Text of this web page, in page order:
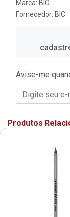
Marca: BIC
Fornecedor: BIC
Avise-me
Produtos